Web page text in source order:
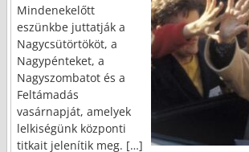
Mindenekelőtt
eszünkbe juttatják a
Nagycsütörtököt, a
Nagypénteket, a
Nagyszombatot és a
Feltámadás
vasárnapját, amelyek
lelkiségünk központi
titkait jelenítik meg. […]